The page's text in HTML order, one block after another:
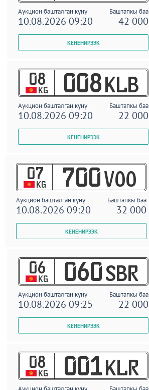
Аукцион башталган күнү Баштапкы баа
10.08.2026 09:20 42 000
08
KG 008 KLB
Аукцион башталган күнү Баштапкы баа
10.08.2026 09:20 22 000
07
KG 700 VOO
Аукцион башталган күнү Баштапкы баа
10.08.2026 09:20 32 000
06
KG 060 SBR
Аукцион башталган күнү Баштапкы баа
10.08.2026 09:25 22 000
08
KG 001 KLR